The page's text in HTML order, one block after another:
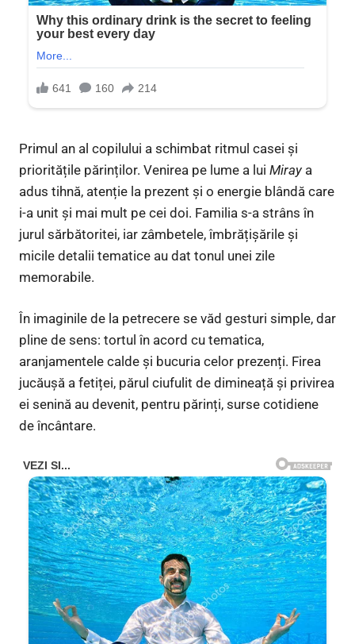
Primul an al copilului a schimbat ritmul casei și
prioritățile părinților. Venirea pe lume a lui Miray a
adus tihnă, atenție la prezent și o energie blândă care
i-a unit și mai mult pe cei doi. Familia s-a strâns în
jurul sărbătoritei, iar zâmbetele, îmbrățișările și
micile detalii tematice au dat tonul unei zile
memorabile.
În imaginile de la petrecere se văd gesturi simple, dar
pline de sens: tortul în acord cu tematica,
aranjamentele calde și bucuria celor prezenți. Firea
jucăușă a fetiței, părul ciufulit de dimineață și privirea
ei senină au devenit, pentru părinți, surse cotidiene
de încântare.